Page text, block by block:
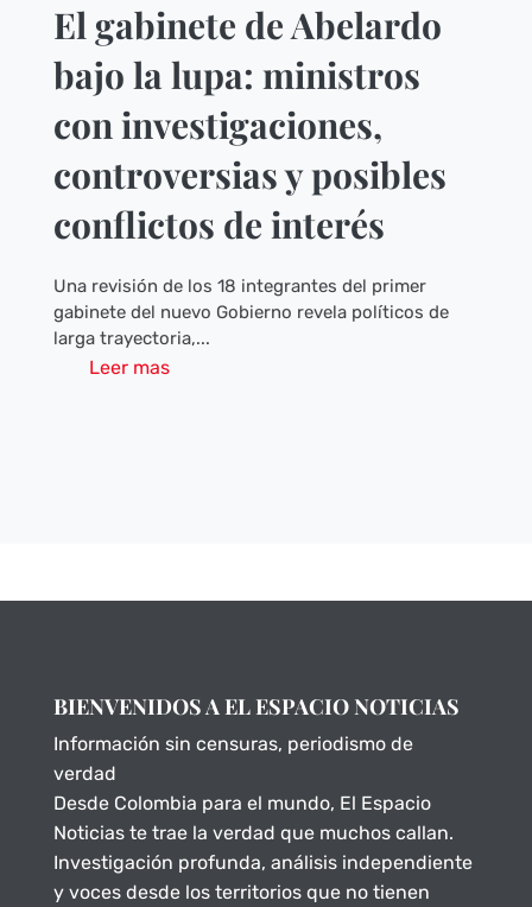
El gabinete de Abelardo
bajo la lupa: ministros
con investigaciones,
controversias y posibles
conflictos de interés
Una revisión de los 18 integrantes del primer
gabinete del nuevo Gobierno revela políticos de
larga trayectoria,...
Leer mas
BIENVENIDOS A EL ESPACIO NOTICIAS
Información sin censuras, periodismo de
verdad
Desde Colombia para el mundo, El Espacio
Noticias te trae la verdad que muchos callan.
Investigación profunda, análisis independiente
y voces desde los territorios que no tienen